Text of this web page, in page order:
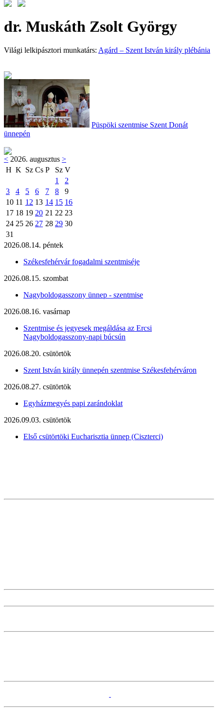
dr. Muskáth Zsolt György
Világi lelkipásztori munkatárs: Agárd – Szent István király plébánia
Püspöki szentmise Szent Donát
ünnepén
< 2026. augusztus >
H K Sz Cs P Sz V
1
2
3
4 5 6 7 8
9
10 11 12 13 14 15 16
17 18 19 20 21 22 23
24 25 26 27 28 29 30
31
2026.08.14. péntek
Székesfehérvár fogadalmi szentmiséje
2026.08.15. szombat
Nagyboldogasszony ünnep - szentmise
2026.08.16. vasárnap
Szentmise és jegyesek megáldása az Ercsi
Nagyboldogasszony-napi búcsún
2026.08.20. csütörtök
Szent István király ünnepén szentmise Székesfehérváron
2026.08.27. csütörtök
Egyházmegyés papi zarándoklat
2026.09.03. csütörtök
Első csütörtöki Eucharisztia ünnep (Ciszterci)